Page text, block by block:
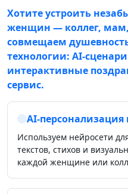
Хотите устроить
женщин — коллег,
совмещаем
технологии:
интерактивные
сервис.
Используем нейросети
текстов, стихов и
каждой женщине или